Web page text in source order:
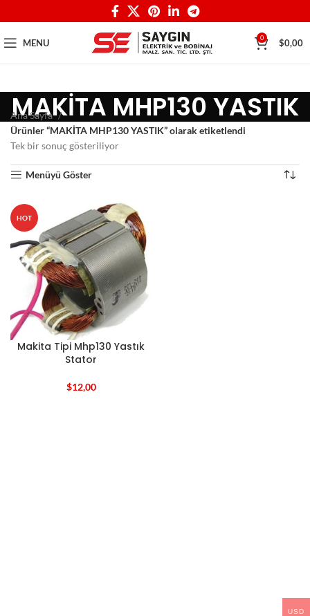
MENU 0 $0,00
MAKİTA MHP130 YASTIK
Ana Sayfa
Ürünler “MAKİTA MHP130 YASTIK” olarak etiketlendi
Tek bir sonuç gösteriliyor
Menüyü Göster
HOT
Makita Tipi Mhp130 Yastık
Stator
$12,00
USD